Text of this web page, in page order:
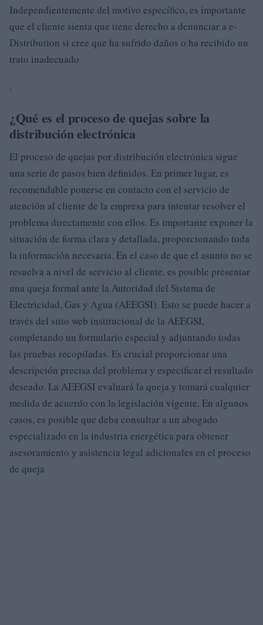
Independientemente del motivo específico, es importante
que el cliente sienta que tiene derecho a denunciar a e-
Distribution si cree que ha sufrido daños o ha recibido un
trato inadecuado
.
¿Qué es el proceso de quejas sobre la
distribución electrónica
El proceso de quejas por distribución electrónica sigue
una serie de pasos bien definidos. En primer lugar, es
recomendable ponerse en contacto con el servicio de
atención al cliente de la empresa para intentar resolver el
problema directamente con ellos. Es importante exponer la
situación de forma clara y detallada, proporcionando toda
la información necesaria. En el caso de que el asunto no se
resuelva a nivel de servicio al cliente, es posible presentar
una queja formal ante la Autoridad del Sistema de
Electricidad, Gas y Agua (AEEGSI). Esto se puede hacer a
través del sitio web institucional de la AEEGSI,
completando un formulario especial y adjuntando todas
las pruebas recopiladas. Es crucial proporcionar una
descripción precisa del problema y especificar el resultado
deseado. La AEEGSI evaluará la queja y tomará cualquier
medida de acuerdo con la legislación vigente. En algunos
casos, es posible que deba consultar a un abogado
especializado en la industria energética para obtener
asesoramiento y asistencia legal adicionales en el proceso
de queja